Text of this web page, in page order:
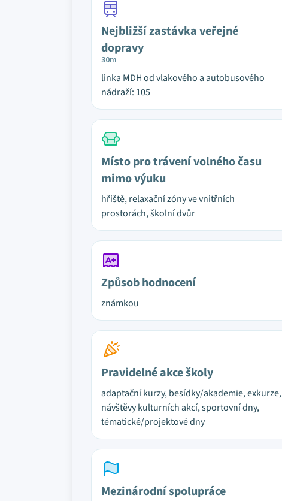
Nejbližší zastávka veřejné
dopravy
30m
linka MDH od vlakového a autobusového
nádraží: 105
Místo pro trávení volného času
mimo výuku
hřiště, relaxační zóny ve vnitřních
prostorách, školní dvůr
Způsob hodnocení
známkou
Pravidelné akce školy
adaptační kurzy, besídky/akademie, exkurze,
návštěvy kulturních akcí, sportovní dny,
tématické/projektové dny
Mezinárodní spolupráce